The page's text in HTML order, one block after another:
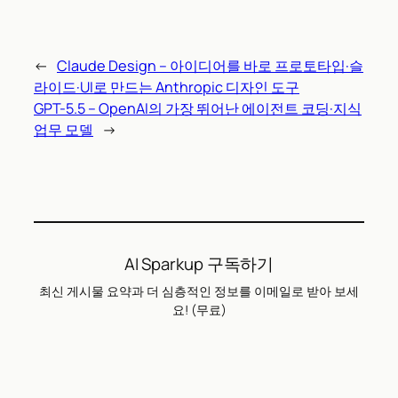
← Claude Design – 아이디어를 바로 프로토타입·슬
라이드·UI로 만드는 Anthropic 디자인 도구
GPT-5.5 – OpenAI의 가장 뛰어난 에이전트 코딩·지식
업무 모델
→
AI Sparkup 구독하기
최신 게시물 요약과 더 심층적인 정보를 이메일로 받아 보세
요! (무료)